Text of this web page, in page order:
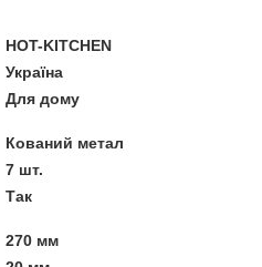
HOT-KITCHEN
Україна
Для дому
Кований метал
7 шт.
Так
270 мм